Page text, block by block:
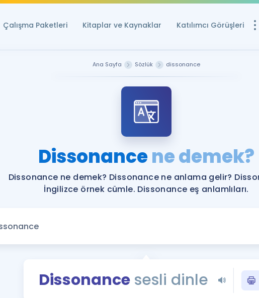
Çalışma Paketleri Kitaplar ve Kaynaklar Katılımcı Görüşleri
Ücretsiz
YDS ve YÖKDİL
YDS ve YÖKDİL'e
Tüm ÖSYM
YDS - YÖKDİL
Ana Sayfa Sözlük dissonance
Dissonancene demek?
Dissonance ne demek? Dissonance ne anlama gelir?
İngilizce örnek cümle. Dissonance eş anlamlıları.
Dissonancesesli dinle